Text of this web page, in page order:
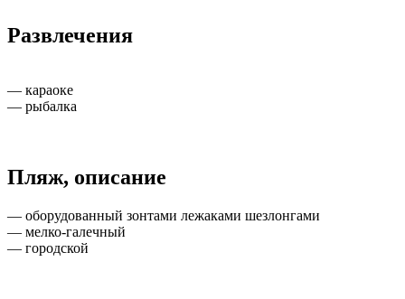
Развлечения
— караоке
— рыбалка
Пляж, описание
— оборудованный зонтами лежаками шезлонгами
— мелко-галечный
— городской